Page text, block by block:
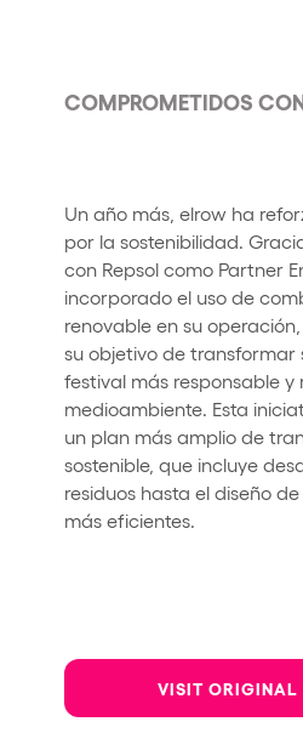
COMPROMETIDOS
Un año más, elrow ha
por la sostenibilidad.
con Repsol como Partner
incorporado el uso de
renovable en su
su objetivo de transformar
festival más responsable y
medioambiente. Esta
un plan más amplio de
sostenible, que incluye
residuos hasta el diseño
más eficientes.
VISIT ORIGINAL